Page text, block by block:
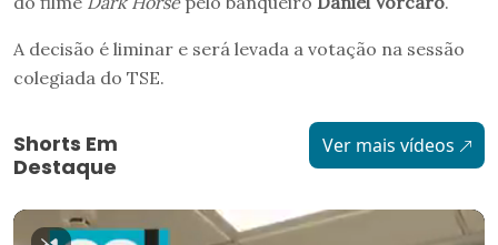
A decisão é liminar e será levada a votação na sessão
colegiada do TSE.
Shorts Em
Destaque
Ver mais vídeos